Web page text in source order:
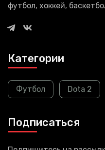
футбол, хоккей,
Категории
Футбол Dota 2
Подписаться